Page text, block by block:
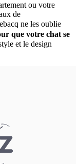
ou votre
de
ne les oublie
que votre chat se
et le design